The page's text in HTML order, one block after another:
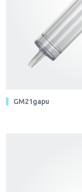
GM21gapu